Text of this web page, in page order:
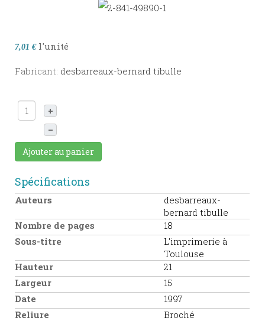
7,01 € l'unité
Fabricant: desbarreaux-bernard tibulle
+
–
Ajouter au panier
Spécifications
Auteurs
desbarreaux-
bernard tibulle
Nombre de pages
18
Sous-titre
L'imprimerie à
Toulouse
Hauteur
21
Largeur
15
Date
1997
Reliure
Broché